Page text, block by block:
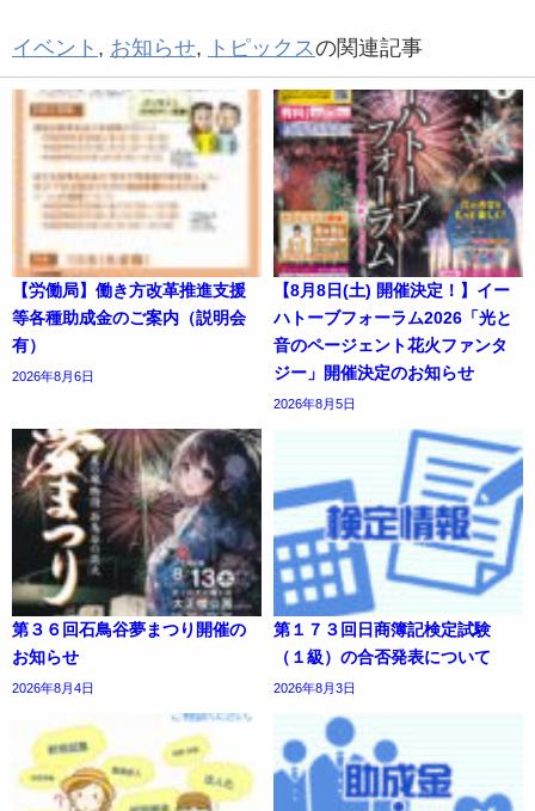
イベント , お知らせ, トピックスの関連記事
【労働局】働き方改革推進支援
等各種助成金のご案内（説明会
有）
2026年8月6日
【8月8日(土) 開催決定！】イー
ハトーブフォーラム2026「光と
音のページェント花火ファンタ
ジー」開催決定のお知らせ
2026年8月5日
第３６回石鳥谷夢まつり開催の
お知らせ
2026年8月4日
第１７３回日商簿記検定試験
（１級）の合否発表について
2026年8月3日